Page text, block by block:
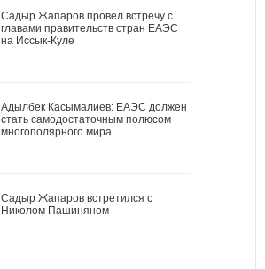
Садыр Жапаров провел встречу с
главами правительств стран ЕАЭС
на Иссык-Куле
Адылбек Касымалиев: ЕАЭС должен
стать самодостаточным полюсом
многополярного мира
Садыр Жапаров встретился с
Николом Пашиняном